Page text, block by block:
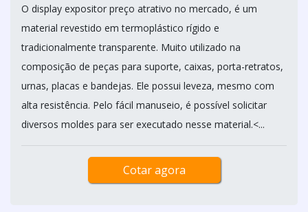
O display expositor preço atrativo no mercado, é um
material revestido em termoplástico rígido e
tradicionalmente transparente. Muito utilizado na
composição de peças para suporte, caixas, porta-retratos,
urnas, placas e bandejas. Ele possui leveza, mesmo com
alta resistência. Pelo fácil manuseio, é possível solicitar
diversos moldes para ser executado nesse material.<...
Cotar agora